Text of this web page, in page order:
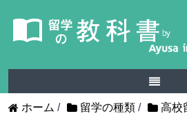
ホーム / 留学の種類 / 高校